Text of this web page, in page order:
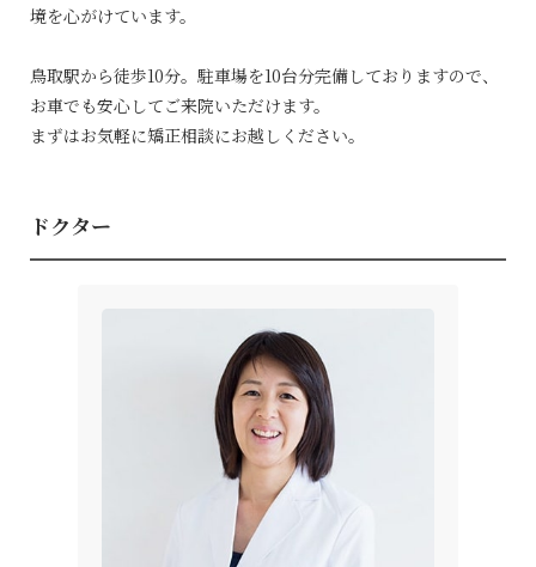
境を心がけています。
鳥取駅から徒歩10分。駐車場を10台分完備しておりますので、
お車でも安心してご来院いただけます。
まずはお気軽に矯正相談にお越しください。
ドクター